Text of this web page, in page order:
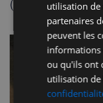
(BûcheLadurée )
utilisation de
partenaires
peuvent les
informations
ou qu'ils ont
utilisation de